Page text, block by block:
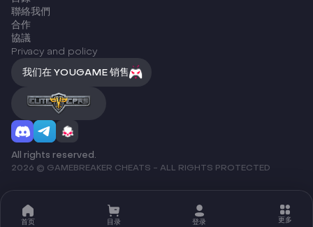
首页 目录 登录 更多
聯絡我們
合作
協議
Privacy and policy
我们在 YOUGAME 销售
All rights reserved.
2026 © GAMEBREAKER CHEATS - ALL RIGHTS PROTECTED